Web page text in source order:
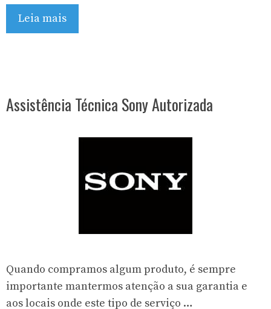
Leia mais
Assistência Técnica Sony Autorizada
Quando compramos algum produto, é sempre
importante mantermos atenção a sua garantia e
aos locais onde este tipo de serviço …